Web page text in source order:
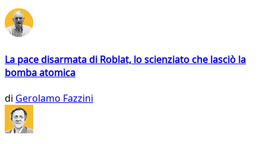
La pace disarmata di Roblat, lo scienziato che lasciò la
bomba atomica
di Gerolamo Fazzini